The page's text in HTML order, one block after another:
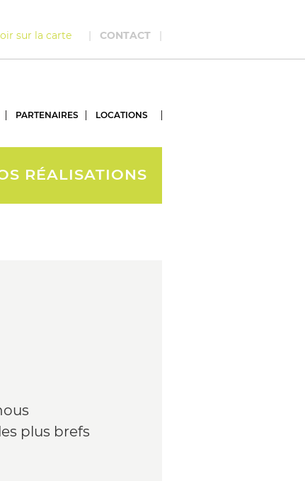
sur la carte | CONTACT |
PARTENAIRES LOCATIONS
RÉALISATIONS
plus brefs